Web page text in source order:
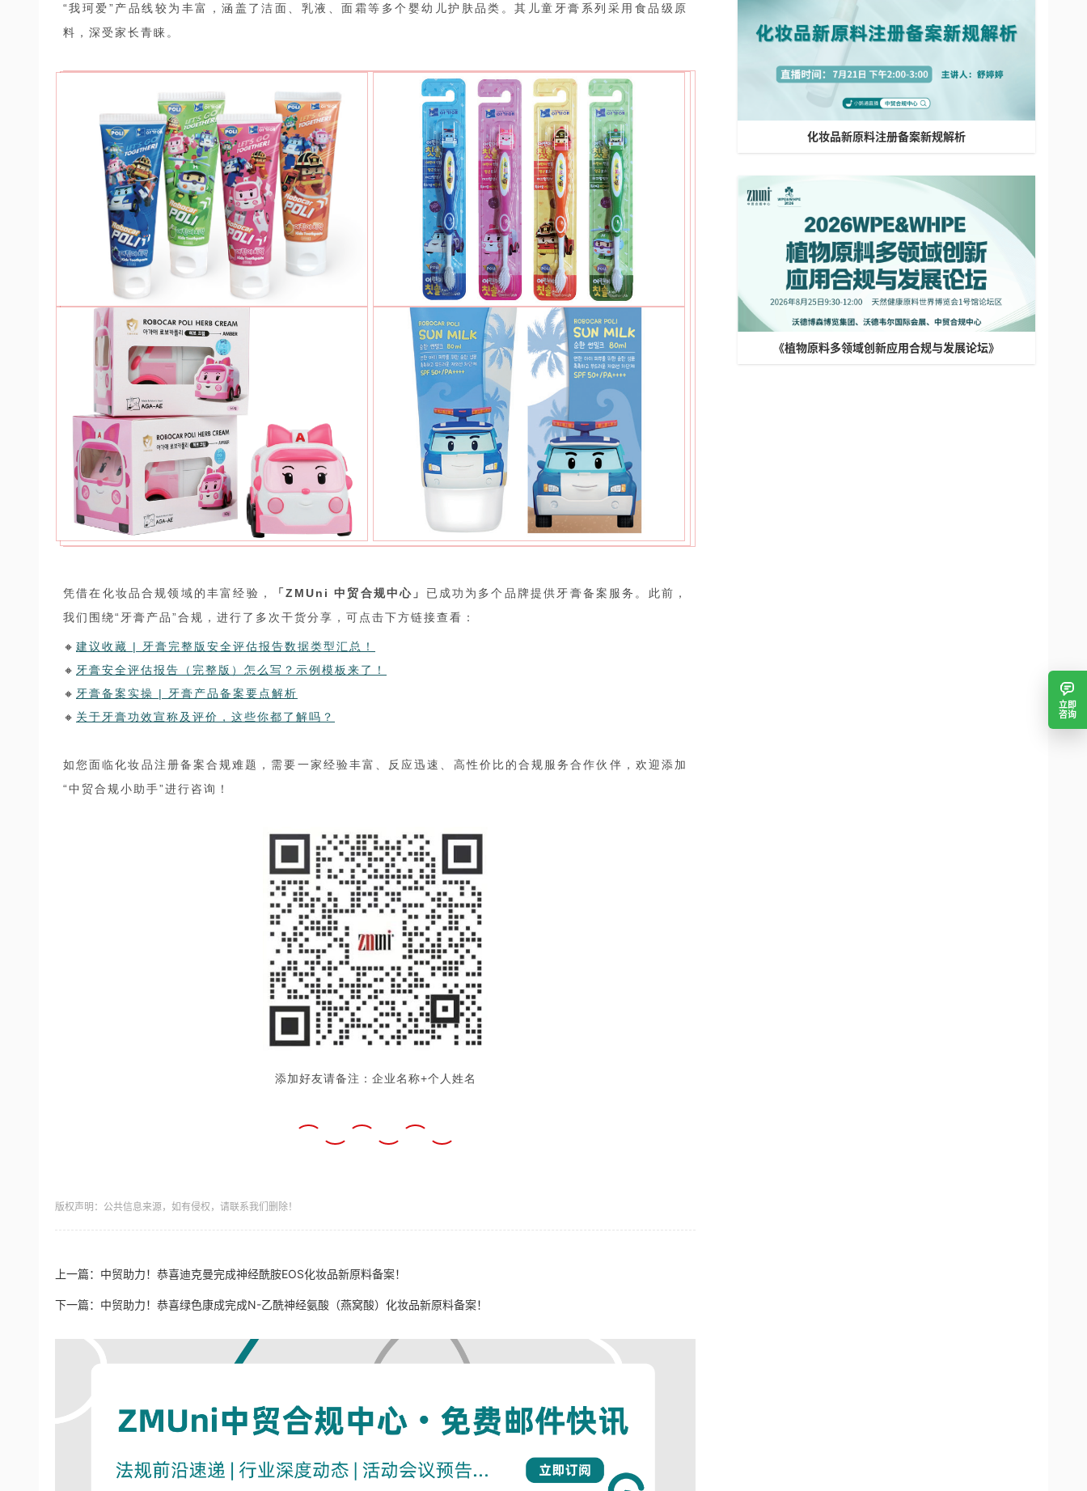
“我珂爱”产品线较为丰富，涵盖了洁面、乳液、面霜等多个婴幼儿护肤品类。其儿童牙膏系列采用食品级原
料，深受家长青睐。
凭借在化妆品合规领域的丰富经验， 「ZMUni 中贸合规中心」 已成功为多个品牌提供牙膏备案服务。此前，
我们围绕“牙膏产品”合规，进行了多次干货分享，可点击下方链接查看：
🔸 建议收藏 | 牙膏完整版安全评估报告数据类型汇总！
🔸 牙膏安全评估报告（完整版）怎么写？示例模板来了！
🔸 牙膏备案实操 | 牙膏产品备案要点解析
🔸 关于牙膏功效宣称及评价，这些你都了解吗？
如您面临化妆品注册备案合规难题，需要一家经验丰富、反应迅速、高性价比的合规服务合作伙伴，欢迎添加
“中贸合规小助手”进行咨询！
添加好友请备注：企业名称+个人姓名
版权声明：公共信息来源，如有侵权，请联系我们删除！
上一篇： 中贸助力！恭喜迪克曼完成神经酰胺EOS化妆品新原料备案！
下一篇： 中贸助力！恭喜绿色康成完成N-乙酰神经氨酸（燕窝酸）化妆品新原料备案！
化妆品新原料注册备案新规解析
《植物原料多领域创新应用合规与发展论坛》
立即
咨询